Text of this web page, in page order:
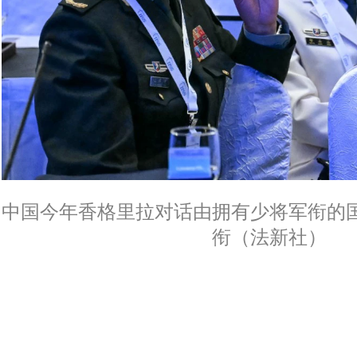
中国今年香格里拉对话由拥有少将军衔的
衔（法新社）